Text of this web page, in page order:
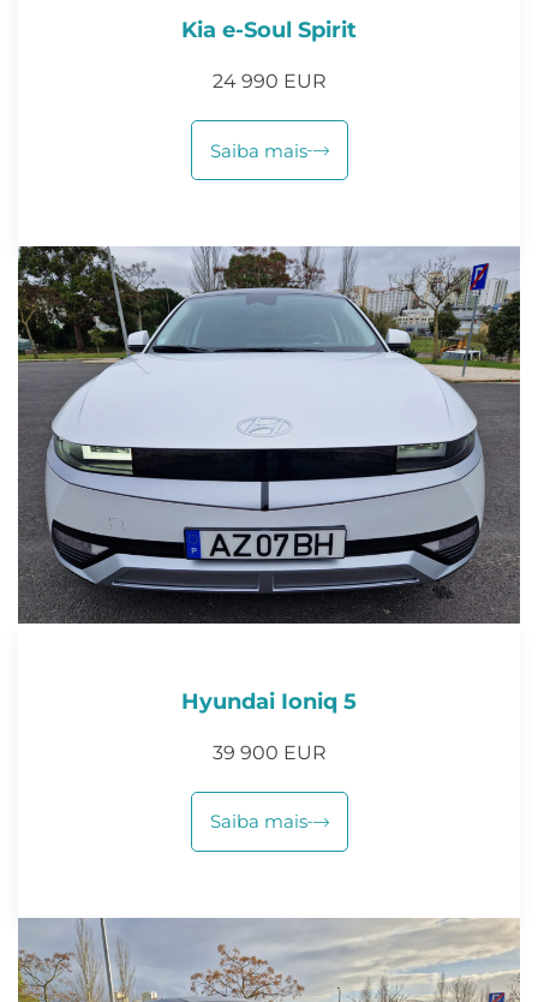
Kia e-Soul Spirit
24 990 EUR
Saiba mais
Hyundai Ioniq 5
39 900 EUR
Saiba mais